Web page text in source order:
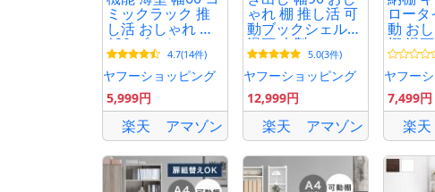
ミックラック 推
し活 おしゃれ 棚
120 ブックシェル
フ 推し活グッズ
収納 漫画 シェル
フ 本
4.7(14件)
ヤフーショッピング
5,999円
楽天 アマゾン
ゃれ 棚 推し活 可
動ブックシェルフ
漫画 木製 コミッ
クラック シェル
フ 推し活ラック
5.0(3件)
ヤフーショッピング
12,999円
楽天 アマゾン
ロー
動 お
棚 漫画
ルフ キ
付き
ヤフー
7,499円
楽天